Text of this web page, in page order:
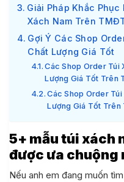
Giải Pháp Khắc
Xách Nam Trên
Gợi Ý Các Shop
Chất Lượng Giá Tốt
Các Shop Order Túi
Lượng Giá Tốt Trên
Các Shop Order
Lượng Giá Tốt Trên
5+ mẫu túi xách
được ưa chuộng
Nếu anh em đang muốn